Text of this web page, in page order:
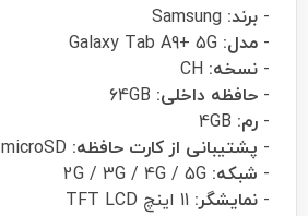
- برند:
- مدل:
- نسخه:
- حافظه داخلی:
- رم:
- پشتیبانی از کارت حافظه:
- شبکه:
- نمایشگر: